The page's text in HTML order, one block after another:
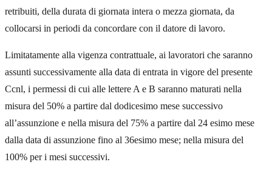
retribuiti, della durata di giornata intera o mezza giornata, da
collocarsi in periodi da concordare con il datore di lavoro.
Limitatamente alla vigenza contrattuale, ai lavoratori che saranno
assunti successivamente alla data di entrata in vigore del presente
Ccnl, i permessi di cui alle lettere A e B saranno maturati nella
misura del 50% a partire dal dodicesimo mese successivo
all’assunzione e nella misura del 75% a partire dal 24 esimo mese
dalla data di assunzione fino al 36esimo mese; nella misura del
100% per i mesi successivi.